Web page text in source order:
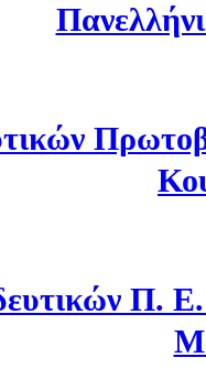
Π.